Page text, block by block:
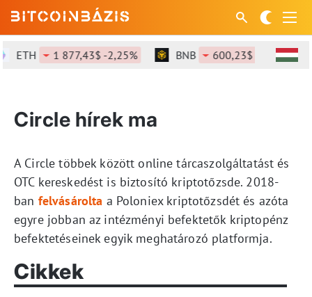
ETH 1 877,43$ -2,25% BNB 600,23$ -1,29%
Circle hírek ma
A Circle többek között online tárcaszolgáltatást és
OTC kereskedést is biztosító kriptotőzsde. 2018-
ban felvásárolta a Poloniex kriptotőzsdét és azóta
egyre jobban az intézményi befektetők kriptopénz
befektetéseinek egyik meghatározó platformja.
Cikkek